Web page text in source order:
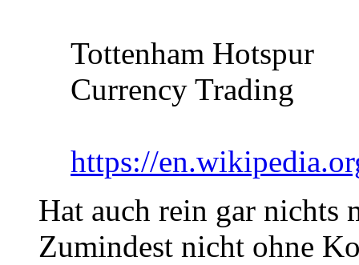
Tottenham Hotspur
Currency Trading
https://
Hat auch rein gar nichts
Zumindest nicht ohne